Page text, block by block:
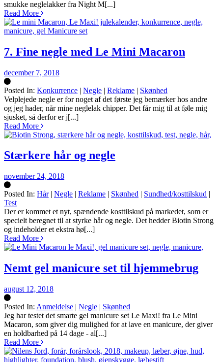
smukke neglelakker fra Night M[...]
Read More
7. Fine negle med Le Mini Macaron
december 7, 2018
Posted In: Konkurrence | Negle | Reklame | Skønhed
Silke
Velplejede negle er for noget af det første jeg bemærker hos andre
og jeg hader, når mine neglelak chipper. Det får mig til at føle mig
sjusket, så derfor er j[...]
Read More
Stærkere hår og negle
november 24, 2018
Posted In: Hår| Negle | Reklame | Skønhed | Sundhed/kosttilskud |
Test
Silke
Der er kommet et nyt, spændende kosttilskud på markedet, som er
specielt beregnet til at styrke hår og negle. Det hedder Biotin Strong
og indeholder et ekstra hø[...]
Read More
Nemt gel manicure set til hjemmebrug
august 12, 2018
Posted In: Anmeldelse | Negle | Skønhed
Silke
Jeg har testet det smarte gel manicure set Le Maxi! fra Le Mini
Macaron, som giver dig mulighed for at lave en manicure, der giver
en holdbarhed på 14 dage - al[...]
Read More